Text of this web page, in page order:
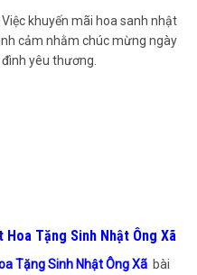
khuyến mãi hoa sanh nhật
cảm nhằm chúc mừng ngày
yêu thương.
Tặng Sinh Nhật Ông Xã
Tặng Sinh Nhật Ông Xã bài